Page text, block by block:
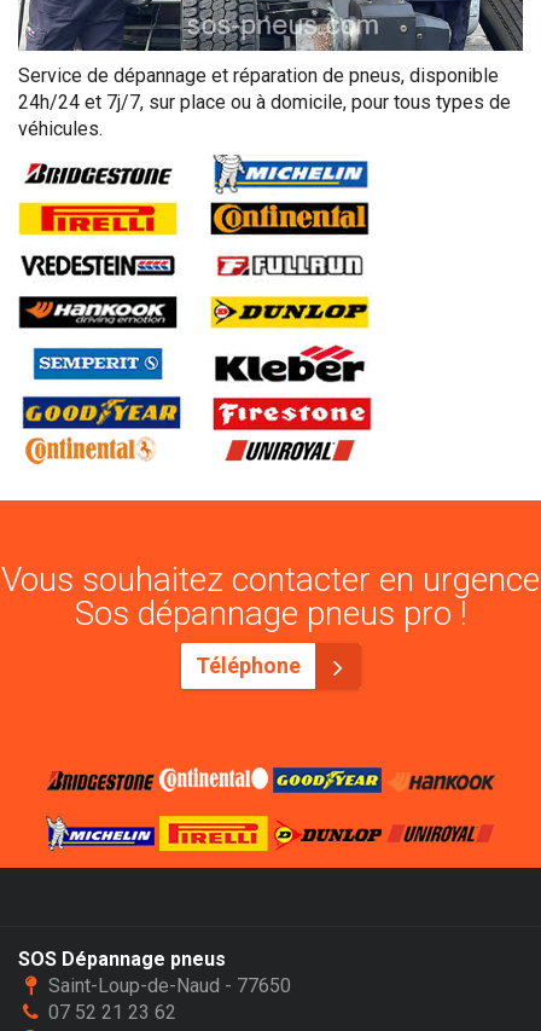
Service de dépannage et réparation de pneus, disponible
24h/24 et 7j/7, sur place ou à domicile, pour tous types de
véhicules.
Vous souhaitez contacter en urgence
Sos dépannage pneus pro !
Téléphone
SOS Dépannage pneus
Saint-Loup-de-Naud - 77650
07 52 21 23 62